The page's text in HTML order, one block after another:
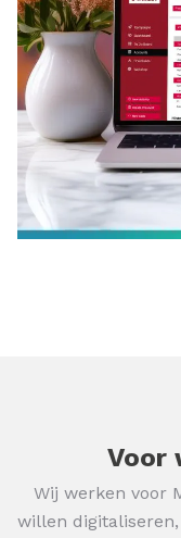
Voor
Wij werken voor
willen